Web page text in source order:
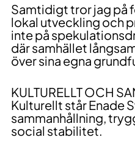
Samtidigt tror jag på
lokal utveckling och
inte på
där samhället
över sina egna
KULTURELLT OCH
Kulturellt står Enade
sammanhållning,
social stabilitet.